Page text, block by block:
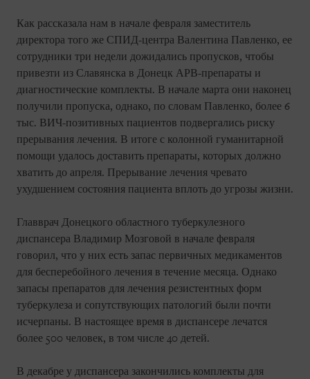
Как рассказала нам в начале февраля заместитель
директора того же СПИД-центра Валентина Павленко, ее
сотрудники три недели дожидались пропусков, чтобы
привезти из Славянска в Донецк АРВ-препараты и
диагностические комплекты. В начале марта они наконец
получили пропуска, однако, по словам Павленко, более 6
тыс. ВИЧ-позитивных пациентов подвергались риску
прерывания лечения. В итоге с колонной гуманитарной
помощи удалось доставить препараты, которых должно
хватить до апреля. Прерывание лечения чревато
ухудшением состояния пациента вплоть до угрозы жизни.
Главврач Донецкого областного туберкулезного
диспансера Владимир Мозговой в начале февраля
говорил, что у них есть запас первичных медикаментов
для бесперебойного лечения в течение месяца. Однако
запасы препаратов для лечения резистентных форм
туберкулеза и сопутствующих патологий были почти
исчерпаны. В настоящее время в диспансере лечатся
более 500 человек, в том числе 40 детей.
В декабре у диспансера закончились комплекты для